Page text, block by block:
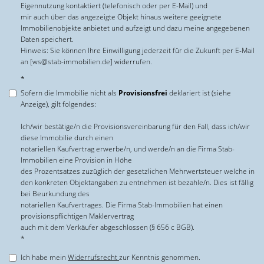
Eigennutzung kontaktiert (telefonisch oder per E-Mail) und
mir auch über das angezeigte Objekt hinaus weitere geeignete
Immobilienobjekte anbietet und aufzeigt und dazu meine angegebenen
Daten speichert.
Hinweis: Sie können Ihre Einwilligung jederzeit für die Zukunft per E-Mail
an [ws@stab-immobilien.de] widerrufen.
*
Sofern die Immobilie nicht als Provisionsfrei deklariert ist (siehe
Anzeige), gilt folgendes:
Ich/wir bestätige/n die Provisionsvereinbarung für den Fall, dass ich/wir
diese Immobilie durch einen
notariellen Kaufvertrag erwerbe/n, und werde/n an die Firma Stab-
Immobilien eine Provision in Höhe
des Prozentsatzes zuzüglich der gesetzlichen Mehrwertsteuer welche in
den konkreten Objektangaben zu entnehmen ist bezahle/n. Dies ist fällig
bei Beurkundung des
notariellen Kaufvertrages. Die Firma Stab-Immobilien hat einen
provisionspflichtigen Maklervertrag
auch mit dem Verkäufer abgeschlossen (§ 656 c BGB).
*
Ich habe mein Widerrufsrechtzur Kenntnis genommen.